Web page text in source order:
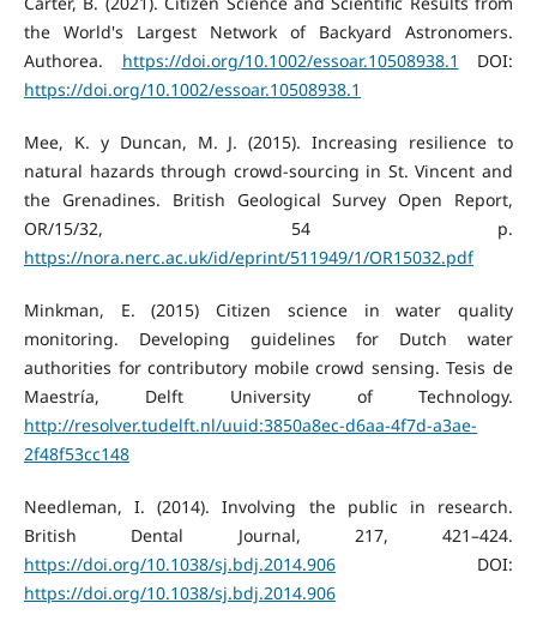
the World's Largest Network of Backyard Astronomers.
Authorea. https://doi.org/10.1002/essoar.10508938.1
DOI:
https://doi.org/10.1002/essoar.10508938.1
Mee, K. y Duncan, M. J. (2015). Increasing resilience to
natural hazards through crowd-sourcing in St. Vincent and
the Grenadines. British Geological Survey Open Report,
OR/15/32, 54 p.
https://nora.nerc.ac.uk/id/eprint/511949/1/OR15032.pdf
Minkman, E. (2015) Citizen science in water quality
monitoring. Developing guidelines for Dutch water
authorities for contributory mobile crowd sensing. Tesis de
Maestría, Delft University of Technology.
http://resolver.tudelft.nl/uuid:3850a8ec-d6aa-4f7d-a3ae-
2f48f53cc148
Needleman, I. (2014). Involving the public in research.
British Dental Journal, 217, 421–424.
https://doi.org/10.1038/sj.bdj.2014.906DOI:
https://doi.org/10.1038/sj.bdj.2014.906